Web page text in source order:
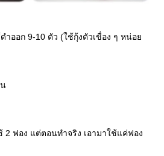
ดำออก 9-10 ตัว (ใช้กุ้งตัวเขื่อง ๆ หน่อ
2 ฟอง แต่ตอนทำจริง เอามาใช้แค่ฟอง